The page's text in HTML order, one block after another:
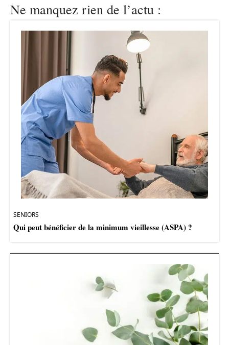
Ne manquez rien de l’actu :
SENIORS
Qui peut bénéficier de la minimum vieillesse (ASPA) ?